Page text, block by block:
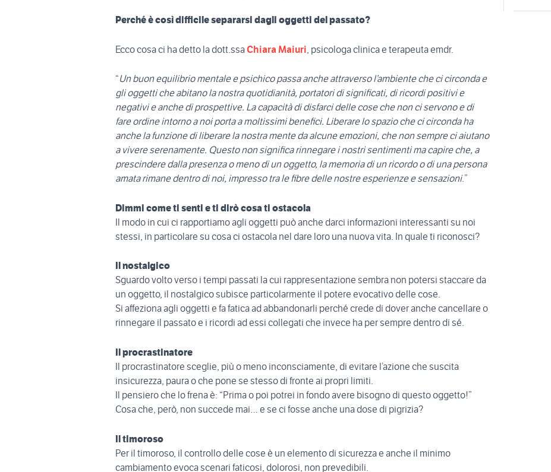
Perché è così difficile separarsi dagli oggetti del passato?
Ecco cosa ci ha detto la dott.ssaChiara Maiuri , psicologa clinica e terapeuta emdr.
“Un buon equilibrio mentale e psichico passa anche attraverso l’ambiente che ci circonda e
gli oggetti che abitano la nostra quotidianità, portatori di significati, di ricordi positivi e
negativi e anche di prospettive. La capacità di disfarci delle cose che non ci servono e di
fare ordine intorno a noi porta a moltissimi benefici. Liberare lo spazio che ci circonda ha
anche la funzione di liberare la nostra mente da alcune emozioni, che non sempre ci aiutano
a vivere serenamente. Questo non significa rinnegare i nostri sentimenti ma capire che, a
prescindere dalla presenza o meno di un oggetto, la memoria di un ricordo o di una persona
amata rimane dentro di noi, impresso tra le fibre delle nostre esperienze e sensazioni.”
Dimmi come ti senti e ti dirò cosa ti ostacola
Il modo in cui ci rapportiamo agli oggetti può anche darci informazioni interessanti su noi
stessi, in particolare su cosa ci ostacola nel dare loro una nuova vita. In quale ti riconosci?
Il nostalgico
Sguardo volto verso i tempi passati la cui rappresentazione sembra non potersi staccare da
un oggetto, il nostalgico subisce particolarmente il potere evocativo delle cose.
Si affeziona agli oggetti e fa fatica ad abbandonarli perché crede di dover anche cancellare o
rinnegare il passato e i ricordi ad essi collegati che invece ha per sempre dentro di sé.
Il procrastinatore
Il procrastinatore sceglie, più o meno inconsciamente, di evitare l’azione che suscita
insicurezza, paura o che pone se stesso di fronte ai propri limiti.
Il pensiero che lo frena è: “Prima o poi potrei in fondo avere bisogno di questo oggetto!”
Cosa che, però, non succede mai… e se ci fosse anche una dose di pigrizia?
Il timoroso
Per il timoroso, il controllo delle cose è un elemento di sicurezza e anche il minimo
cambiamento evoca scenari faticosi, dolorosi, non prevedibili.